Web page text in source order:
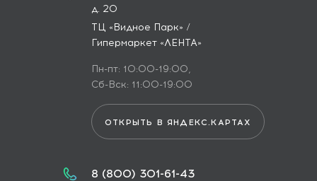
д. 20
ТЦ «Видное Парк» /
Гипермаркет «ЛЕНТА»
Пн-пт: 10:00-19:00,
Сб-Вск: 11:00-19:00
ОТКРЫТЬ В ЯНДЕКС.КАРТАХ
8 (800) 301-61-43